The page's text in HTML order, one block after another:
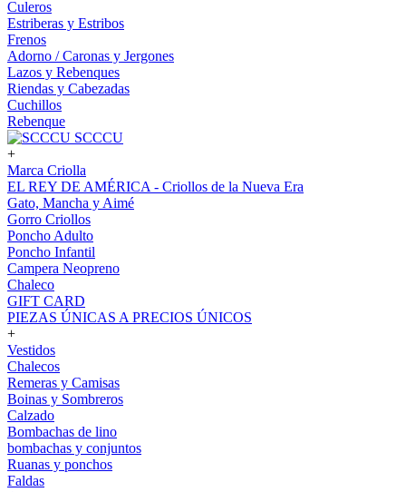
Culeros
Estriberas y Estribos
Frenos
Adorno / Caronas y Jergones
Lazos y Rebenques
Riendas y Cabezadas
Cuchillos
Rebenque
SCCCU
+
Marca Criolla
EL REY DE AMÉRICA - Criollos de la Nueva Era
Gato, Mancha y Aimé
Gorro Criollos
Poncho Adulto
Poncho Infantil
Campera Neopreno
Chaleco
GIFT CARD
PIEZAS ÚNICAS A PRECIOS ÚNICOS
+
Vestidos
Chalecos
Remeras y Camisas
Boinas y Sombreros
Calzado
Bombachas de lino
bombachas y conjuntos
Ruanas y ponchos
Faldas